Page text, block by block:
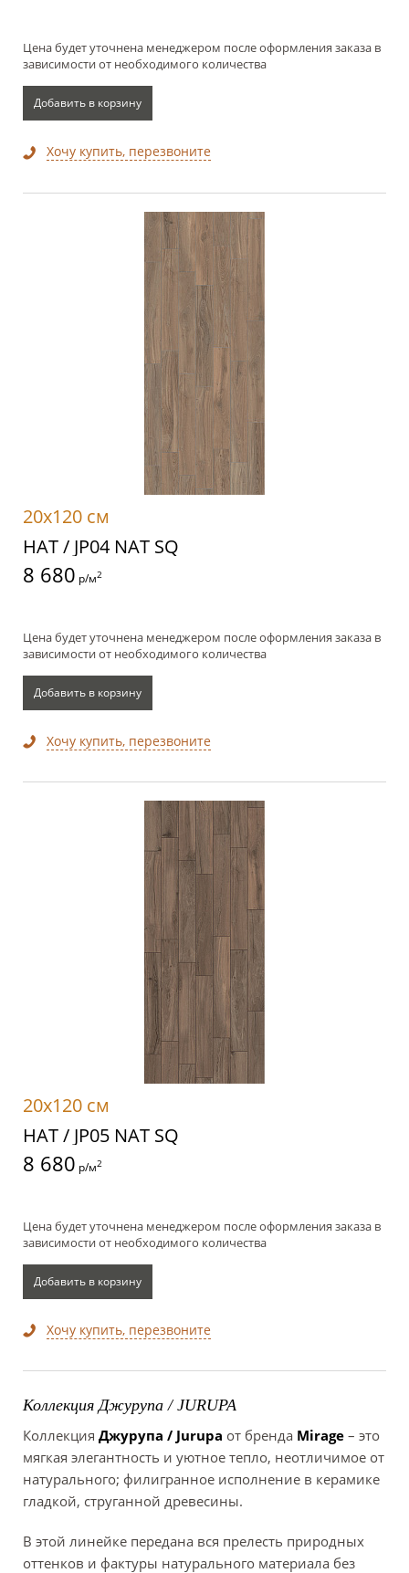
Цена будет уточнена менеджером после оформления заказа в
зависимости от необходимого количества
Добавить в корзину
Хочу купить, перезвоните
20x120 см
НАТ / JP04 NAT SQ
8 680 р/м2
Цена будет уточнена менеджером после оформления заказа в
зависимости от необходимого количества
Добавить в корзину
Хочу купить, перезвоните
20x120 см
НАТ / JP05 NAT SQ
8 680 р/м2
Цена будет уточнена менеджером после оформления заказа в
зависимости от необходимого количества
Добавить в корзину
Хочу купить, перезвоните
Коллекция Джурупа / JURUPA
Коллекция Джурупа / Jurupa от бренда Mirage – это
мягкая элегантность и уютное тепло, неотличимое от
натурального; филигранное исполнение в керамике
гладкой, струганной древесины.
В этой линейке передана вся прелесть природных
оттенков и фактуры натурального материала без